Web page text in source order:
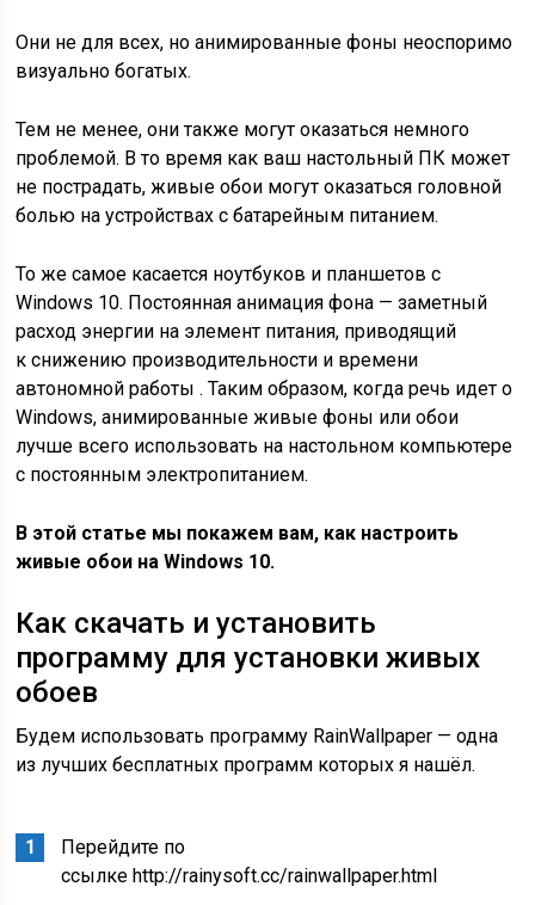
Они не для всех, но анимированные фоны неоспоримо
визуально богатых.
Тем не менее, они также могут оказаться немного
проблемой. В то время как ваш настольный ПК может
не пострадать, живые обои могут оказаться головной
болью на устройствах с батарейным питанием.
То же самое касается ноутбуков и планшетов с
Windows 10. Постоянная анимация фона — заметный
расход энергии на элемент питания, приводящий
к снижению производительности и времени
автономной работы . Таким образом, когда речь идет о
Windows, анимированные живые фоны или обои
лучше всего использовать на настольном компьютере
с постоянным электропитанием.
В этой статье мы покажем вам, как настроить
живые обои на Windows 10.
Как скачать и установить
программу для установки живых
обоев
Будем использовать программу RainWallpaper — одна
из лучших бесплатных программ которых я нашёл.
Перейдите по
ссылке http://rainysoft.cc/rainwallpaper.html